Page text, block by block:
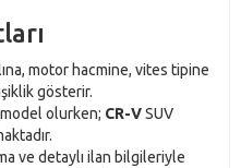
motor hacmine, vites tipine
gösterir.
olurken; CR-VSUV
ve detaylı ilan bilgileriyle